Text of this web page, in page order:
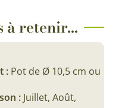
retenir...
: Pot de Ø 10,5 cm ou
: Juillet, Août,